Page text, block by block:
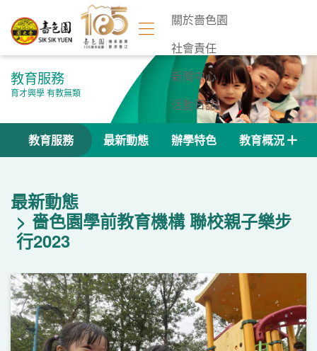
關於嗇色園
社會責任
新聞中心
活動日誌
聯絡我們
教育服務
育才興學 有教無類
教育服務 最新動態 辦學特色 教育概況
最新動態
嗇色園學前教育機構 聯校親子樂步
行2023